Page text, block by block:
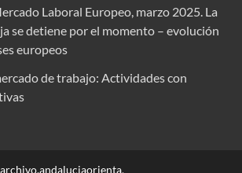
Laboral Europeo, marzo 2025. La
se detiene por el momento – evolución
europeos
de trabajo: Actividades con
archivo.andaluciaorienta.